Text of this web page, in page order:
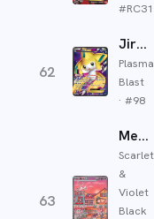
#RC31
62
Jirachi EX
Plasma
Blast
· #98
63
Mew ex
Scarlet
&
Violet
Black